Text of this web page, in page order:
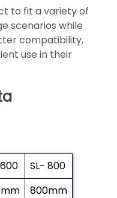
to fit a variety of
scenarios while
compatibility,
use in their
SL- 800
800mm